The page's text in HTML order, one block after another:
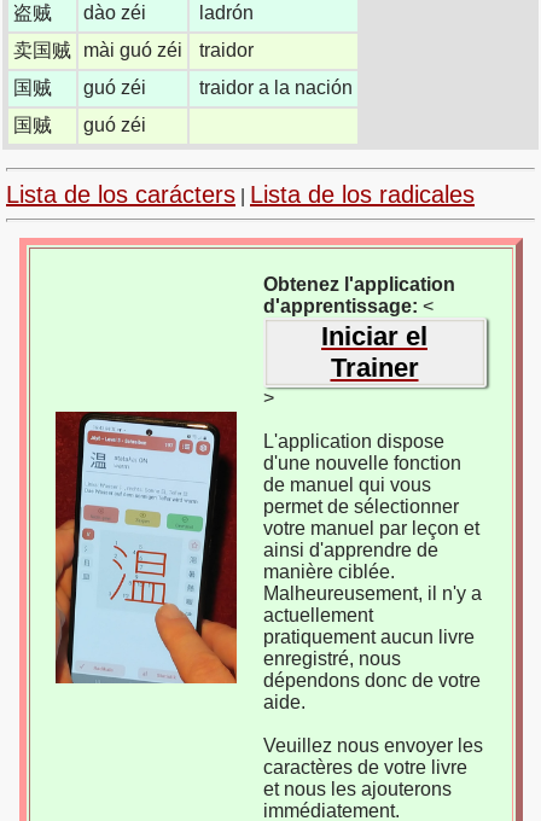
盗贼 dào zéi
ladrón
卖国贼
mài guó zéi
traidor
国贼
guó zéi
traidor a la nación
国贼
guó zéi
Lista de los carácters Lista de los radicales
Obtenez l'application
d'apprentissage: <
Iniciar el
Trainer
>
L'application dispose
d'une nouvelle fonction
de manuel qui vous
permet de sélectionner
votre manuel par leçon et
ainsi d'apprendre de
manière ciblée.
Malheureusement, il n'y a
actuellement
pratiquement aucun livre
enregistré, nous
dépendons donc de votre
aide.
Veuillez nous envoyer les
caractères de votre livre
et nous les ajouterons
immédiatement.